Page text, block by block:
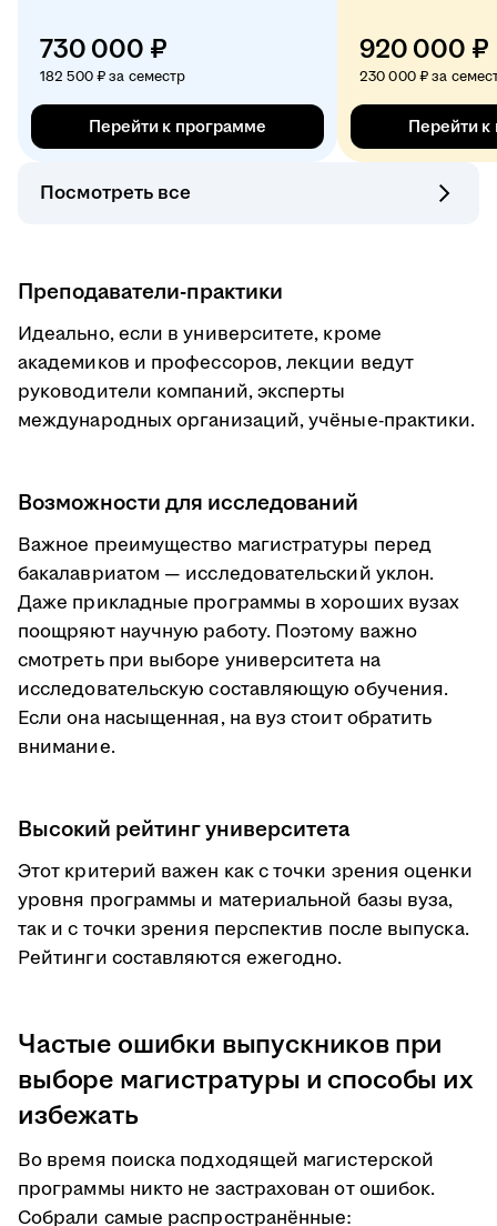
730 000 ₽
182 500 ₽ за семестр
Перейти к программе
920 000 ₽
230 000 ₽ за
Перейти
Посмотреть все
Преподаватели-практики
Идеально, если в университете, кроме
академиков и профессоров, лекции ведут
руководители компаний, эксперты
международных организаций, учёные-практики.
Возможности для исследований
Важное преимущество магистратуры перед
бакалавриатом — исследовательский уклон.
Даже прикладные программы в хороших вузах
поощряют научную работу. Поэтому важно
смотреть при выборе университета на
исследовательскую составляющую обучения.
Если она насыщенная, на вуз стоит обратить
внимание.
Высокий рейтинг университета
Этот критерий важен как с точки зрения оценки
уровня программы и материальной базы вуза,
так и с точки зрения перспектив после выпуска.
Рейтинги составляются ежегодно.
Частые ошибки выпускников при
выборе магистратуры и способы их
избежать
Во время поиска подходящей магистерской
программы никто не застрахован от ошибок.
Собрали самые распространённые: